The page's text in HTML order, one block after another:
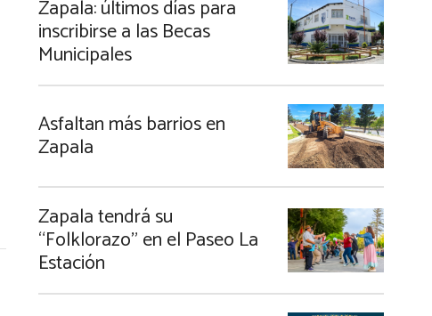
Zapala: últimos días para
inscribirse a las Becas
Municipales
Asfaltan más barrios en
Zapala
Zapala tendrá su
“Folklorazo” en el Paseo La
Estación